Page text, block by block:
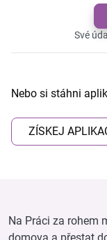
Své
Nebo si stáhni
ZÍSKEJ
Na Práci za rohem
domova a přestat